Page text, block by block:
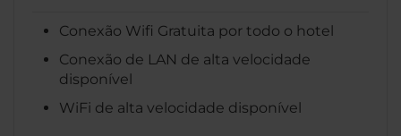
Conexão Wifi Gratuita por todo o hotel
Conexão de LAN de alta velocidade
disponível
WiFi de alta velocidade disponível